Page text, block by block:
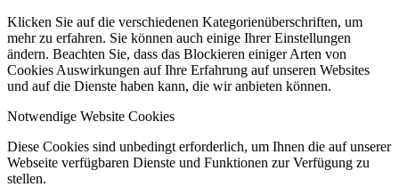
Klicken Sie auf die verschiedenen Kategorienüberschriften, um
mehr zu erfahren. Sie können auch einige Ihrer Einstellungen
ändern. Beachten Sie, dass das Blockieren einiger Arten von
Cookies Auswirkungen auf Ihre Erfahrung auf unseren Websites
und auf die Dienste haben kann, die wir anbieten können.
Notwendige Website Cookies
Diese Cookies sind unbedingt erforderlich, um Ihnen die auf unserer
Webseite verfügbaren Dienste und Funktionen zur Verfügung zu
stellen.